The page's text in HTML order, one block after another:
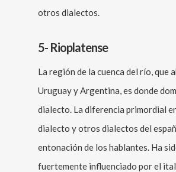
otros dialectos.
5- Rioplatense
La región de la cuenca del río, que
Uruguay y Argentina, es donde
dialecto. La diferencia primordial
dialecto y otros dialectos del
entonación de los hablantes. Ha
fuertemente influenciado por el